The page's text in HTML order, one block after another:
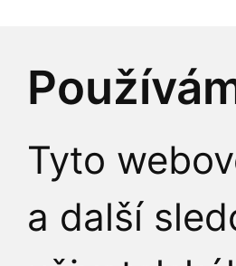
Tyto
a další
Praha 2